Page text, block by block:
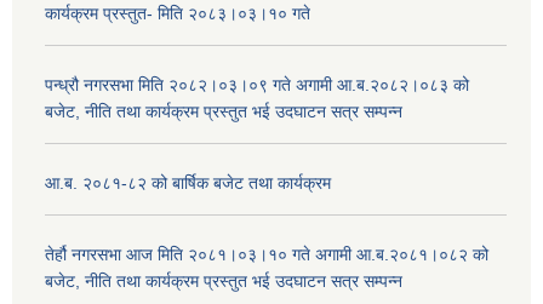
कार्यक्रम प्रस्तुत- मिति २०८३।०३।१० गते
पन्ध्रौ नगरसभा मिति २०८२।०३।०९ गते अगामी आ.ब.२०८२।०८३ को
बजेट, नीति तथा कार्यक्रम प्रस्तुत भई उदघाटन सत्र सम्पन्न
आ.ब. २०८१-८२ को बार्षिक बजेट तथा कार्यक्रम
तेर्हौ नगरसभा आज मिति २०८१।०३।१० गते अगामी आ.ब.२०८१।०८२ को
बजेट, नीति तथा कार्यक्रम प्रस्तुत भई उदघाटन सत्र सम्पन्न